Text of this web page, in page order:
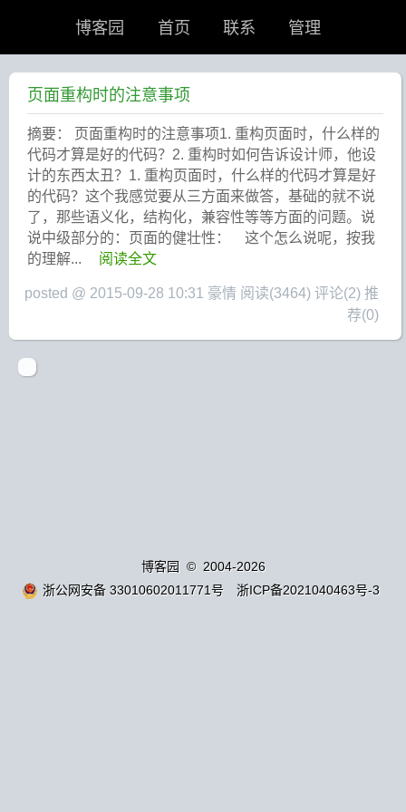
博客园 首页 联系 管理
页面重构时的注意事项
摘要： 页面重构时的注意事项1. 重构页面时，什么样的
代码才算是好的代码？2. 重构时如何告诉设计师，他设
计的东西太丑？1. 重构页面时，什么样的代码才算是好
的代码？这个我感觉要从三方面来做答，基础的就不说
了，那些语义化，结构化，兼容性等等方面的问题。说
说中级部分的：页面的健壮性： 这个怎么说呢，按我
的理解...
阅读全文
posted @ 2015-09-28 10:31 豪情 阅读(3464) 评论(2) 推
荐(0)
博客园 © 2004-2026
浙公网安备 33010602011771号
浙ICP备2021040463号-3